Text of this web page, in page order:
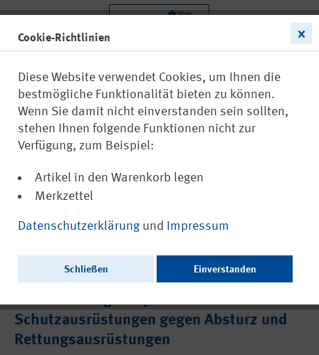
DGUV Grundsatz 312-001
Ausbildungsstätten zur Durchführung von
Unterweisungen mit praktischen Übungen
Schutzausrüstungen gegen Absturz und
Rettungsausrüstungen
Cookie-Richtlinien
Diese Website verwendet Cookies, um Ihnen die
bestmögliche Funktionalität bieten zu können.
Wenn Sie damit nicht einverstanden sein sollten,
stehen Ihnen folgende Funktionen nicht zur
Verfügung, zum Beispiel:
Artikel in den Warenkorb legen
Merkzettel
Datenschutzerklärung und Impressum
Schließen Einverstanden